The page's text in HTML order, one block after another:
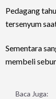
Pedagang
tersenyum
Sementara
membeli
Baca Juga: